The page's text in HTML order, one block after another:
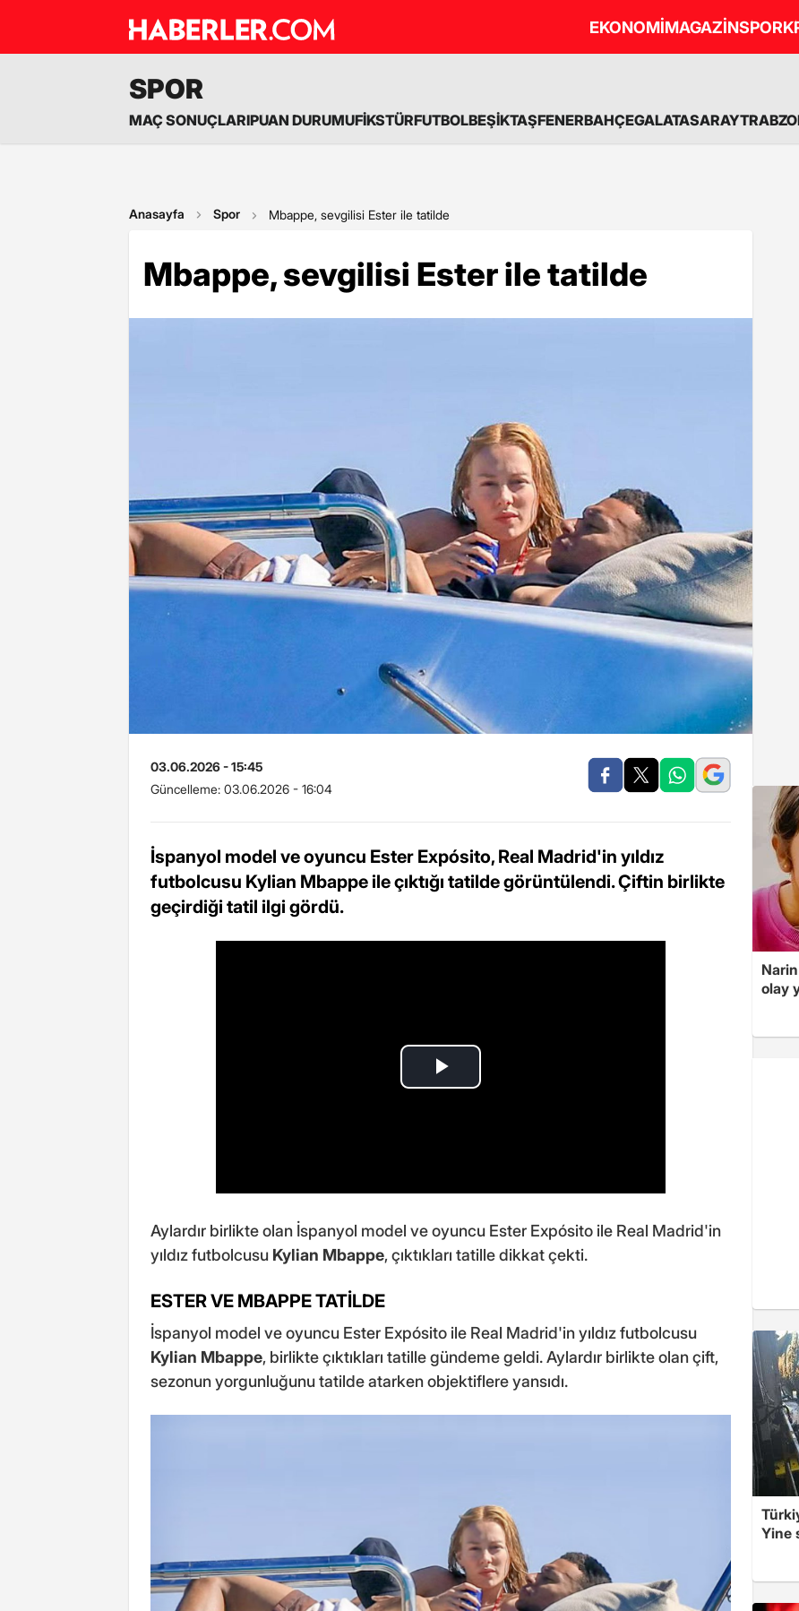
EKONOMİMAGAZİNSPOR
SPOR
MAÇ SONUÇLARIPUAN DURUMUFİKSTÜRFUTBOLBEŞİKTAŞFENERBAHÇEGALATASARAY
Anasayfa Spor Mbappe, sevgilisi Ester ile tatilde
Mbappe, sevgilisi Ester ile tatilde
03.06.2026 - 15:45
Güncelleme: 03.06.2026 - 16:04
İspanyol model ve oyuncu Ester Expósito, Real Madrid'in yıldız
futbolcusu Kylian Mbappe ile çıktığı tatilde görüntülendi. Çiftin birlikte
geçirdiği tatil ilgi gördü.
Aylardır birlikte olan İspanyol model ve oyuncu Ester Expósito ile Real Madrid'in
yıldız futbolcusu Kylian Mbappe, çıktıkları tatille dikkat çekti.
ESTER VE MBAPPE TATİLDE
İspanyol model ve oyuncu Ester Expósito ile Real Madrid'in yıldız futbolcusu
Kylian Mbappe, birlikte çıktıkları tatille gündeme geldi. Aylardır birlikte olan çift,
sezonun yorgunluğunu tatilde atarken objektiflere yansıdı.
olay
Yine